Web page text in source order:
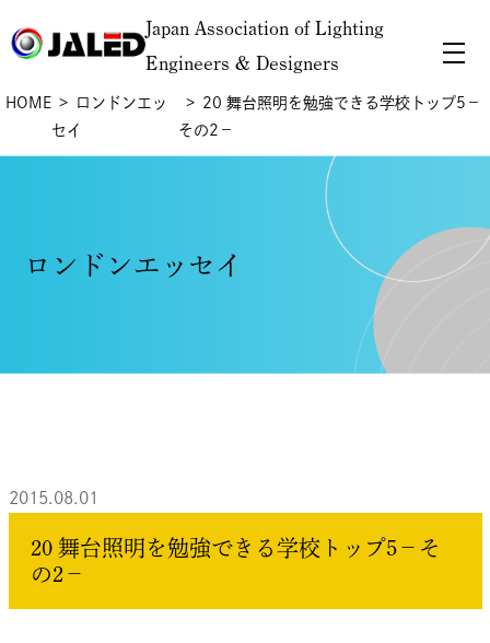
Japan Association of Lighting
Engineers & Designers
HOME
ロンドンエッ
セイ
20 舞台照明を勉強できる学校トップ5－
その2－
ロンドンエッセイ
2015.08.01
20 舞台照明を勉強できる学校トップ5－そ
の2－